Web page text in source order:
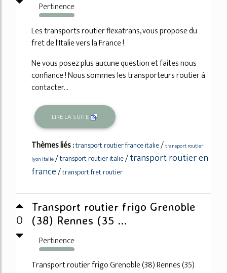
Pertinence
144%
Les transports routier flexatrans, vous propose du
fret de l'Italie vers la France !
Ne vous posez plus aucune question et faites nous
confiance ! Nous sommes les transporteurs routier à
contacter...
LIRE LA SUITE
Thèmes liés :transport routier france italie/transport routier
lyon italie/transport routier italie/transport routier en
france/transport fret routier
0
Transport routier frigo Grenoble
(38) Rennes (35 ...
Pertinence
102%
Transport routier frigo Grenoble (38) Rennes (35)